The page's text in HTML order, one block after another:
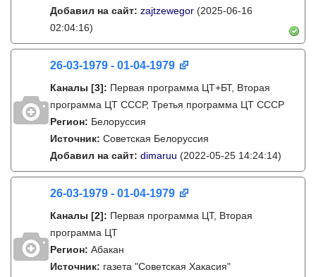
Добавил на сайт: zajtzewegor (2025-06-16
02:04:16)
26-03-1979 - 01-04-1979
Каналы [3]: Первая программа ЦТ+БТ, Вторая
программа ЦТ ССCР, Третья программа ЦТ ССCР
Регион: Белоруссия
Источник: Советская Белоруссия
Добавил на сайт: dimaruu (2022-05-25 14:24:14)
26-03-1979 - 01-04-1979
Каналы [2]: Первая программа ЦТ, Вторая
программа ЦТ
Регион: Абакан
Источник: газета "Советская Хакасия"